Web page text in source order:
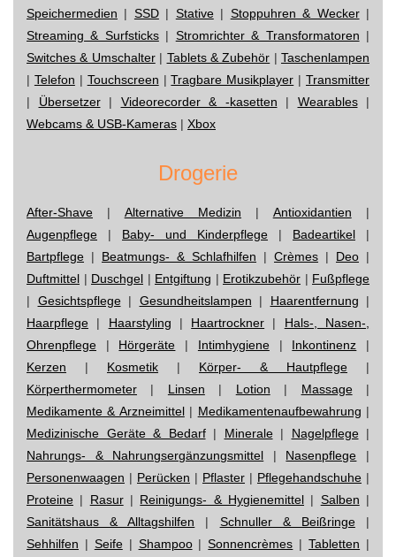
Speichermedien | SSD| Stative| Stoppuhren & Wecker|
Streaming & Surfsticks| Stromrichter & Transformatoren |
Switches & Umschalter| Tablets & Zubehör | Taschenlampen
| Telefon | Touchscreen |Tragbare Musikplayer | Transmitter
| Übersetzer| Videorecorder & -kasetten | Wearables|
Webcams & USB-Kameras | Xbox
Drogerie
After-Shave | Alternative Medizin | Antioxidantien |
Augenpflege | Baby- und Kinderpflege | Badeartikel |
Bartpflege | Beatmungs- & Schlafhilfen | Crèmes | Deo |
Duftmittel | Duschgel | Entgiftung | Erotikzubehör | Fußpflege
| Gesichtspflege| Gesundheitslampen | Haarentfernung |
Haarpflege | Haarstyling | Haartrockner | Hals-, Nasen-,
Ohrenpflege | Hörgeräte | Intimhygiene| Inkontinenz |
Kerzen | Kosmetik | Körper- & Hautpflege |
Körperthermometer | Linsen | Lotion | Massage|
Medikamente & Arzneimittel| Medikamentenaufbewahrung |
Medizinische Geräte & Bedarf| Minerale| Nagelpflege|
Nahrungs- & Nahrungsergänzungsmittel | Nasenpflege |
Personenwaagen | Perücken | Pflaster | Pflegehandschuhe |
Proteine | Rasur| Reinigungs- & Hygienemittel | Salben |
Sanitätshaus & Alltagshilfen | Schnuller & Beißringe|
Sehhilfen | Seife| Shampoo|Sonnencrèmes |Tabletten |